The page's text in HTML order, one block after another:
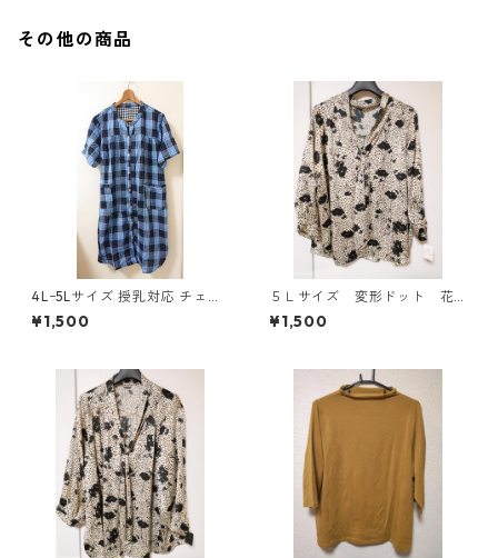
その他の商品
4Lｰ5Lサイズ 授乳対応 チェッ
ク柄 半袖ルームウェア マタニ
ティ ブルー系/グレー ◆KIY-1
¥1,500
５Ｌサイズ 変形ドット 花
柄 ボウタイブラウス オフ
ホワイト KAE-4765
¥1,500